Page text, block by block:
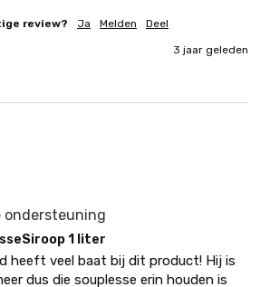
review? Ja Melden Deel
3 jaar geleden
ondersteuning
1 liter
heeft veel baat bij dit product! Hij is
dus die souplesse erin houden is